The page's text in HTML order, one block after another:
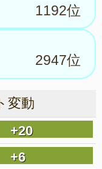
1192位
2947位
変動
+20
+6